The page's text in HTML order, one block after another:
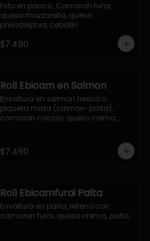
Frito en panco. Camaron furai,
queso mozzarella, queso
philadelphia, cebollin.
$7.490
Roll Ebicam en Salmon
Envoltura en salmon fresco o
plqueta mixta (salmon-palta),
camaron cocido, queso crema,
$7.490
Roll Ebicamfurai Palta
Envoltura en palta, relleno con
camaron furai, queso crema, palta.